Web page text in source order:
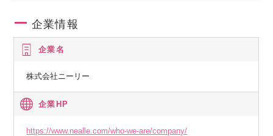
企業情報
企業名
株式会社ニーリー
企業HP
https://www.nealle.com/who-we-are/company/